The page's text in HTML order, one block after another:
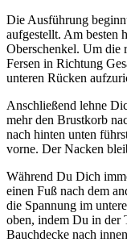
Die Ausführung
aufgestellt. Am besten
Oberschenkel. Um die
Fersen in Richtung
unteren Rücken
Anschließend lehne
mehr den Brustkorb
nach hinten unten
vorne. Der Nacken
Während Du Dich
einen Fuß nach dem
die Spannung im
oben, indem Du in der
Bauchdecke nach